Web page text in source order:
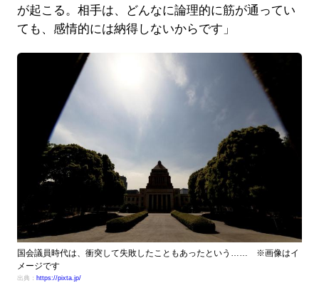
が起こる。相手は、どんなに論理的に筋が通ってい
ても、感情的には納得しないからです」
国会議員時代は、衝突して失敗したこともあったという…… ※画像はイ
メージです
出典： https://pixta.jp/